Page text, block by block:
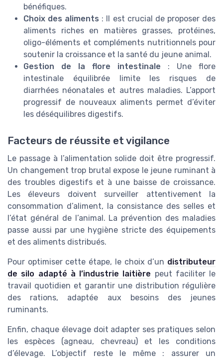
bénéfiques.
Choix des aliments : Il est crucial de proposer des
aliments riches en matières grasses, protéines,
oligo-éléments et compléments nutritionnels pour
soutenir la croissance et la santé du jeune animal.
Gestion de la flore intestinale : Une flore
intestinale équilibrée limite les risques de
diarrhées néonatales et autres maladies. L’apport
progressif de nouveaux aliments permet d’éviter
les déséquilibres digestifs.
Facteurs de réussite et vigilance
Le passage à l’alimentation solide doit être progressif.
Un changement trop brutal expose le jeune ruminant à
des troubles digestifs et à une baisse de croissance.
Les éleveurs doivent surveiller attentivement la
consommation d’aliment, la consistance des selles et
l’état général de l’animal. La prévention des maladies
passe aussi par une hygiène stricte des équipements
et des aliments distribués.
Pour optimiser cette étape, le choix d’un distributeur
de silo adapté à l’industrie laitière peut faciliter le
travail quotidien et garantir une distribution régulière
des rations, adaptée aux besoins des jeunes
ruminants.
Enfin, chaque élevage doit adapter ses pratiques selon
les espèces (agneau, chevreau) et les conditions
d’élevage. L’objectif reste le même : assurer un